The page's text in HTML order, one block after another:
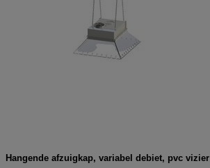
Hangende afzuigkap, variabel debiet, pvc vizier